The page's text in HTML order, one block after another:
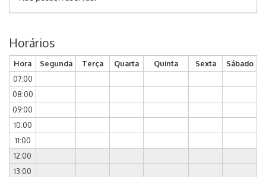
Horários
Hora Segunda Terça Quarta Quinta Sexta
Sábado
07:00
08:00
09:00
10:00
11:00
12:00
13:00